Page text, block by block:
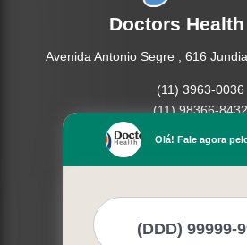
Doctors Health
Avenida Antonio Segre , 616
(11) 3963-0036
(11) 98366-8432
Missão
Olá! Fale agora